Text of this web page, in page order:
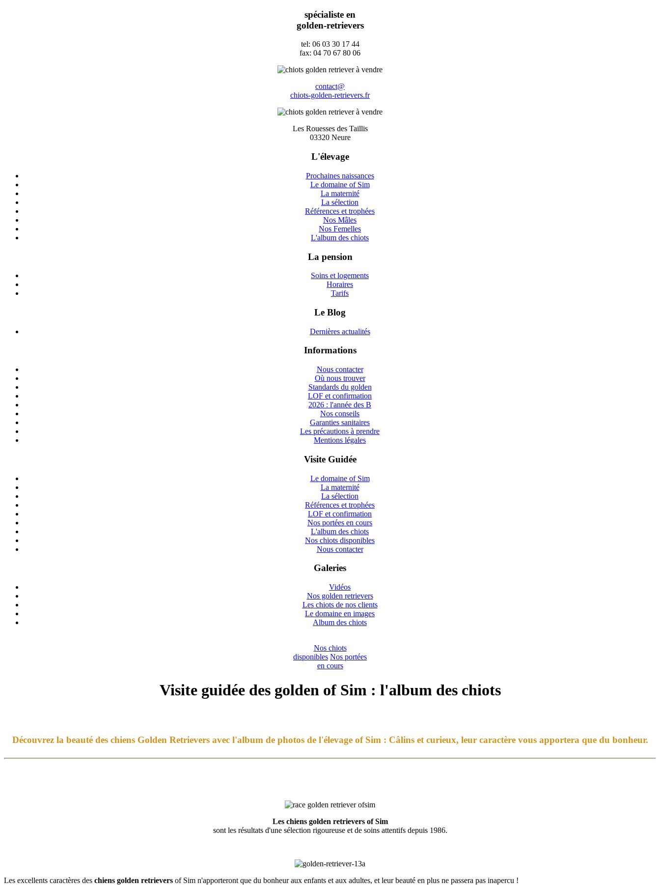
spécialiste en
golden-retrievers
tel: 06 03 30 17 44
fax: 04 70 67 80 06
contact@
chiots-golden-retrievers.fr
Les Rouesses des Taillis
03320 Neure
L'élevage
Prochaines naissances
Le domaine of Sim
La maternité
La sélection
Références et trophées
Nos Mâles
Nos Femelles
L'album des chiots
La pension
Soins et logements
Horaires
Tarifs
Le Blog
Dernières actualités
Informations
Nous contacter
Où nous trouver
Standards du golden
LOF et confirmation
2026 : l'année des B
Nos conseils
Garanties sanitaires
Les précautions à prendre
Mentions légales
Visite Guidée
Le domaine of Sim
La maternité
La sélection
Références et trophées
LOF et confirmation
Nos portées en cours
L'album des chiots
Nos chiots disponibles
Nous contacter
Galeries
Vidéos
Nos golden retrievers
Les chiots de nos clients
Le domaine en images
Album des chiots
Nos chiots
disponibles Nos portées
en cours
Visite guidée des golden of Sim : l'album des chiots
Découvrez la beauté des chiens Golden Retrievers avec l'album de photos de l'élevage of Sim : Câlins et curieux, leur caractère vous apportera que du bonheur.
Les chiens golden retrieversof Sim
sont les résultats d'une sélection rigoureuse et de soins attentifs depuis 1986.
Les excellents caractères des chiens golden retrievers of Sim n'apporteront que du bonheur aux enfants et aux adultes, et leur beauté en plus ne passera pas inapercu !